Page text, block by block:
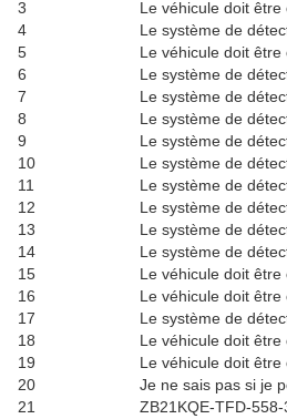
3
Le véhicule doit
4
Le système de
5
Le véhicule doit
6
Le système de
7
Le système de
8
Le système de
9
Le système de
10
Le système de
11
Le système de
12
Le système de
13
Le système de
14
Le système de
15
Le véhicule doit
16
Le véhicule doit
17
Le système de
18
Le véhicule doit
19
Le véhicule doit
20
Je ne sais pas si je
21
ZB21KQE-TFD-558-